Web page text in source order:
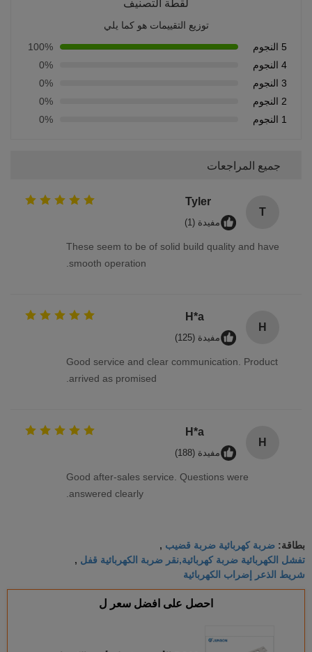
توزيع التقييمات هو كما يلي
5 النجوم
100%
4 النجوم
0%
3 النجوم
0%
2 النجوم
0%
1 النجوم
0%
جميع المراجعات
T
Tyler
مفيدة (1)
These seem to be of solid build quality and have
smooth operation.
H
H*a
مفيدة (125)
Good service and clear communication. Product
arrived as promised.
H
H*a
مفيدة (188)
Good after-sales service. Questions were
answered clearly.
بطاقة: ضربة كهربائية ضربة قضيب ,
تفشل الكهربائية ضربة كهربائية,نقر ضربة الكهربائية قفل ,
شريط الذعر إضراب الكهربائية
احصل على افضل سعر ل